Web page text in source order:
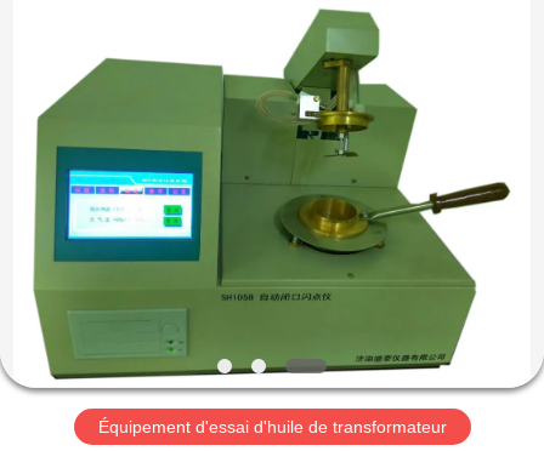
MAISON
PRODUITS
AU
SUJET
DE
NOUS
Reserved.
Équipement d'essai d'huile de transformateur